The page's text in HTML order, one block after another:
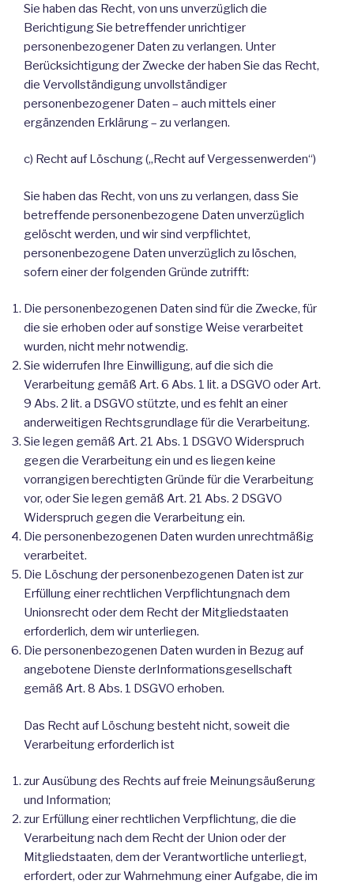
Sie haben das Recht, von uns unverzüglich die
Berichtigung Sie betreffender unrichtiger
personenbezogener Daten zu verlangen. Unter
Berücksichtigung der Zwecke der haben Sie das Recht,
die Vervollständigung unvollständiger
personenbezogener Daten – auch mittels einer
ergänzenden Erklärung – zu verlangen.
c) Recht auf Löschung („Recht auf Vergessenwerden“)
Sie haben das Recht, von uns zu verlangen, dass Sie
betreffende personenbezogene Daten unverzüglich
gelöscht werden, und wir sind verpflichtet,
personenbezogene Daten unverzüglich zu löschen,
sofern einer der folgenden Gründe zutrifft:
Die personenbezogenen Daten sind für die Zwecke, für
die sie erhoben oder auf sonstige Weise verarbeitet
wurden, nicht mehr notwendig.
Sie widerrufen Ihre Einwilligung, auf die sich die
Verarbeitung gemäß Art. 6 Abs. 1 lit. a DSGVO oder Art.
9 Abs. 2 lit. a DSGVO stützte, und es fehlt an einer
anderweitigen Rechtsgrundlage für die Verarbeitung.
Sie legen gemäß Art. 21 Abs. 1 DSGVO Widerspruch
gegen die Verarbeitung ein und es liegen keine
vorrangigen berechtigten Gründe für die Verarbeitung
vor, oder Sie legen gemäß Art. 21 Abs. 2 DSGVO
Widerspruch gegen die Verarbeitung ein.
Die personenbezogenen Daten wurden unrechtmäßig
verarbeitet.
Die Löschung der personenbezogenen Daten ist zur
Erfüllung einer rechtlichen Verpflichtungnach dem
Unionsrecht oder dem Recht der Mitgliedstaaten
erforderlich, dem wir unterliegen.
Die personenbezogenen Daten wurden in Bezug auf
angebotene Dienste derInformationsgesellschaft
gemäß Art. 8 Abs. 1 DSGVO erhoben.
Das Recht auf Löschung besteht nicht, soweit die
Verarbeitung erforderlich ist
zur Ausübung des Rechts auf freie Meinungsäußerung
und Information;
zur Erfüllung einer rechtlichen Verpflichtung, die die
Verarbeitung nach dem Recht der Union oder der
Mitgliedstaaten, dem der Verantwortliche unterliegt,
erfordert, oder zur Wahrnehmung einer Aufgabe, die im